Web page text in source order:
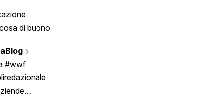
di buono
#wwf